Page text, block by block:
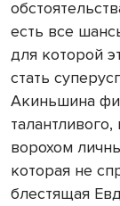
есть все
для которой
стать
Акиньшина
ворохом
которая не
блестящая